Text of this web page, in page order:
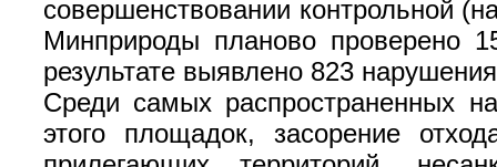
совершенствовании контрольной
Минприроды планово проверено
результате выявлено 823
Среди самых распространенных
этого площадок, засорение